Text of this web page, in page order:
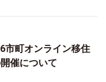
市町オンライン移住
催について